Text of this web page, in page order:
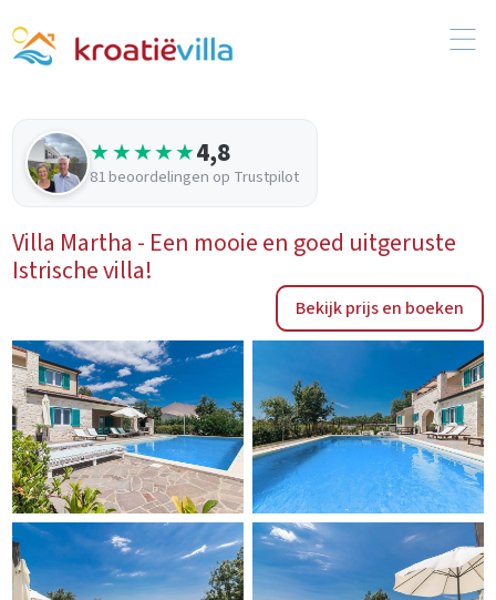
★★★★★4,8
81 beoordelingen op Trustpilot
Villa Martha - Een mooie en goed uitgeruste
Istrische villa!
Bekijk prijs en boeken